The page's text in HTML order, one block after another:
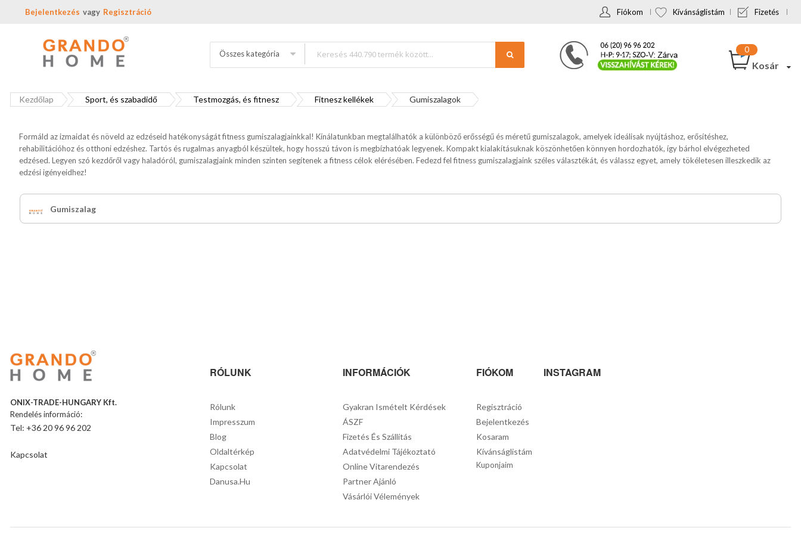
Bejelentkezés Regisztráció Fiókom Kívánságlistám Fizetés
Összes kategória
Kosár
Kezdőlap Sport, és szabadidő Testmozgás, és fitnesz Fitnesz kellékek Gumiszalagok
Formáld az izmaidat és növeld az edzéseid hatékonyságát fitness gumiszalagjainkkal! Kínálatunkban megtalálhatók a különböző erősségű és méretű gumiszalagok, amelyek ideálisak nyújtáshoz, erősítéshez,
rehabilitációhoz és otthoni edzéshez. Tartós és rugalmas anyagból készültek, hogy hosszú távon is megbízhatóak legyenek. Kompakt kialakításuknak köszönhetően könnyen hordozhatók, így bárhol elvégezheted
edzésed. Legyen szó kezdőről vagy haladóról, gumiszalagjaink minden szinten segítenek a fitness célok elérésében. Fedezd fel fitness gumiszalagjaink széles választékát, és válassz egyet, amely tökéletesen illeszkedik az
edzési igényeidhez!
Gumiszalag
ONIX-TRADE-HUNGARY Kft.
Rendelés információ:
Tel: +36 20 96 96 202
Kapcsolat
RÓLUNK
Rólunk
Impresszum
Blog
Oldaltérkép
Kapcsolat
Danusa.hu
INFORMÁCIÓK
Gyakran Ismételt Kérdések
ÁSZF
Fizetés És Szállítás
Adatvédelmi Tájékoztató
Online Vitarendezés
Partner Ajánló
Vásárlói Vélemények
FIÓKOM
Regisztráció
Bejelentkezés
Kosaram
Kívánságlistám
Kuponjaim
INSTAGRAM